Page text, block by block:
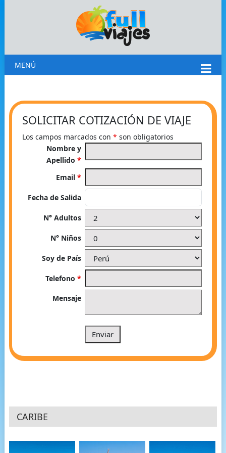
MENÚ
SOLICITAR COTIZACIÓN DE VIAJE
Los campos marcados con * son obligatorios
Nombre y
Apellido*
Email*
Fecha de Salida
N° Adultos
N° Niños
Soy de País
Telefono*
Mensaje
CARIBE